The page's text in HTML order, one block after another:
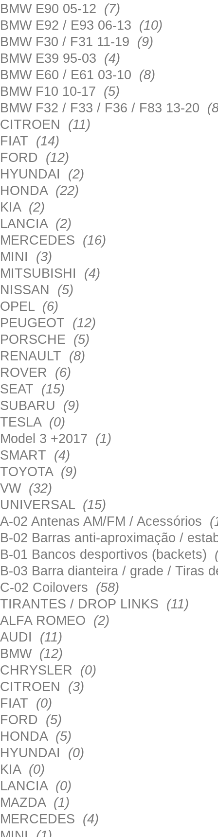
BMW E90 05-12 (7)
BMW E92 / E93 06-13 (10)
BMW F30 / F31 11-19 (9)
BMW E39 95-03 (4)
BMW E60 / E61 03-10 (8)
BMW F10 10-17 (5)
BMW F32 / F33 / F36 / F83 13-20
CITROEN (11)
FIAT (14)
FORD (12)
HYUNDAI (2)
HONDA (22)
KIA (2)
LANCIA (2)
MERCEDES (16)
MINI (3)
MITSUBISHI (4)
NISSAN (5)
OPEL (6)
PEUGEOT (12)
PORSCHE (5)
RENAULT (8)
ROVER (6)
SEAT (15)
SUBARU (9)
TESLA (0)
Model 3 +2017 (1)
SMART (4)
TOYOTA (9)
VW (32)
UNIVERSAL (15)
A-02 Antenas AM/FM / Acessórios
B-02 Barras anti-aproximação /
B-01 Bancos desportivos (backets)
B-03 Barra dianteira / grade / Tiras
C-02 Coilovers (58)
TIRANTES / DROP LINKS (11)
ALFA ROMEO (2)
AUDI (11)
BMW (12)
CHRYSLER (0)
CITROEN (3)
FIAT (0)
FORD (5)
HONDA (5)
HYUNDAI (0)
KIA (0)
LANCIA (0)
MAZDA (1)
MERCEDES (4)